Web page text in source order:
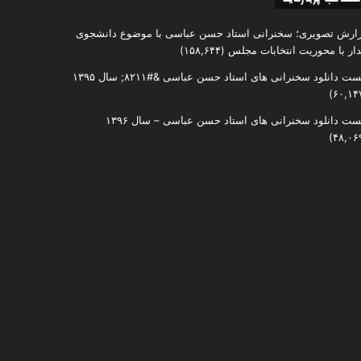
تصویری؛ سخنرانی استاد حسن عباسی با موضوع دانشجوی
با محوریت انتخابات مجلس (۱۵۸,۶۴۴)
دانلود سخنرانی های استاد حسن عباسی &#۸۲۱۱; سال ۱۳۹۵
دانلود سخنرانی های استاد حسن عباسی – سال ۱۳۹۶